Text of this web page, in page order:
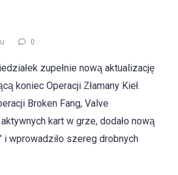
0
zupełnie nową aktualizację
koniec Operacji Złamany Kieł.
Broken Fang, Valve
kart w grze, dodało nową
i wprowadziło szereg drobnych